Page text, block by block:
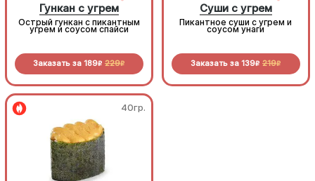
Гункан с угрем
Острый гункан с пикантным
угрем и соусом спайси
Заказать за 189R 229R
Суши с угрем
Пикантное суши с угрем и
соусом унаги
Заказать за 139R 219R
40гр.